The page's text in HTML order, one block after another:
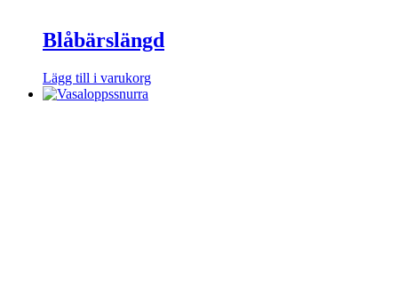
Blåbärslängd
Lägg till i varukorg